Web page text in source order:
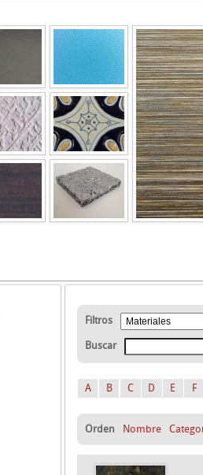
Filtros
Buscar
A B C D E F
Orden Nombre